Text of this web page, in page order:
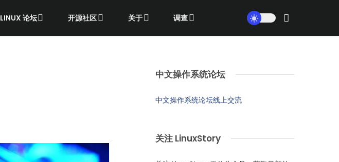
LINUX 论坛 开源社区 关于 调查
中文操作系统论坛
中文操作系统论坛线上交流
关注 LinuxStory